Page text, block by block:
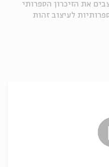
את הזיכרון הספרותי
לעיצוב זהות